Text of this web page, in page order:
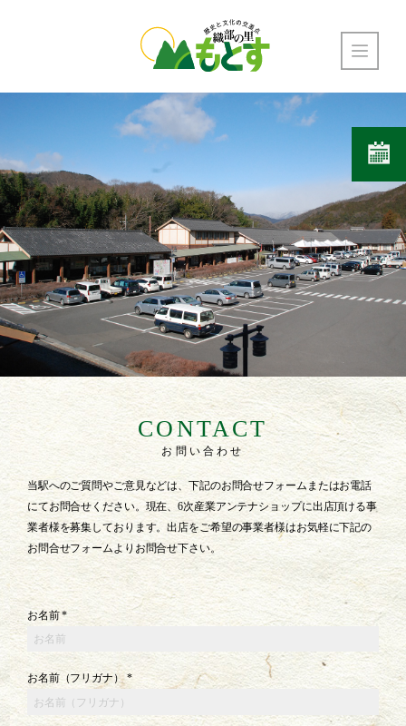
CONTACT
お問い合わせ
当駅へのご質問やご意見などは、下記のお問合せフォームまたはお電話
にてお問合せください。現在、6次産業アンテナショップに出店頂ける事
業者様を募集しております。出店をご希望の事業者様はお気軽に下記の
お問合せフォームよりお問合せ下さい。
お名前 *
お名前（フリガナ） *